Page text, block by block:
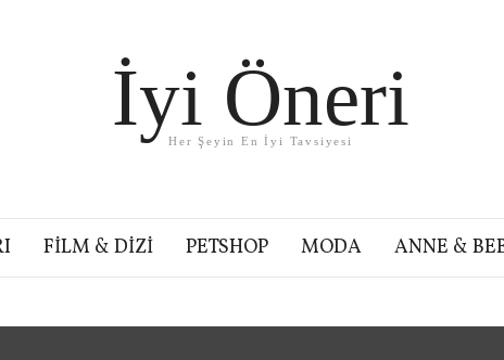
İyi Öneri
Her Şeyin En İyi Tavsiyesi
FILM & DIZI PETSHOP MODA ANNE &